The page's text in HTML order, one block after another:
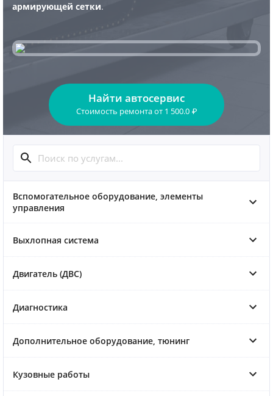
армирующей сетки.
Найти автосервис
Стоимость ремонтаот 1 500.0 ₽
Вспомогательное оборудование, элементы
управления
Выхлопная система
Двигатель (ДВС)
Диагностика
Дополнительное оборудование, тюнинг
Кузовные работы